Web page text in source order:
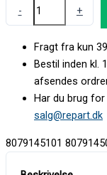
- +
Fragt fra kun
Bestil inden kl.
afsendes
Har du brug
salg@repart.dk
8079145101